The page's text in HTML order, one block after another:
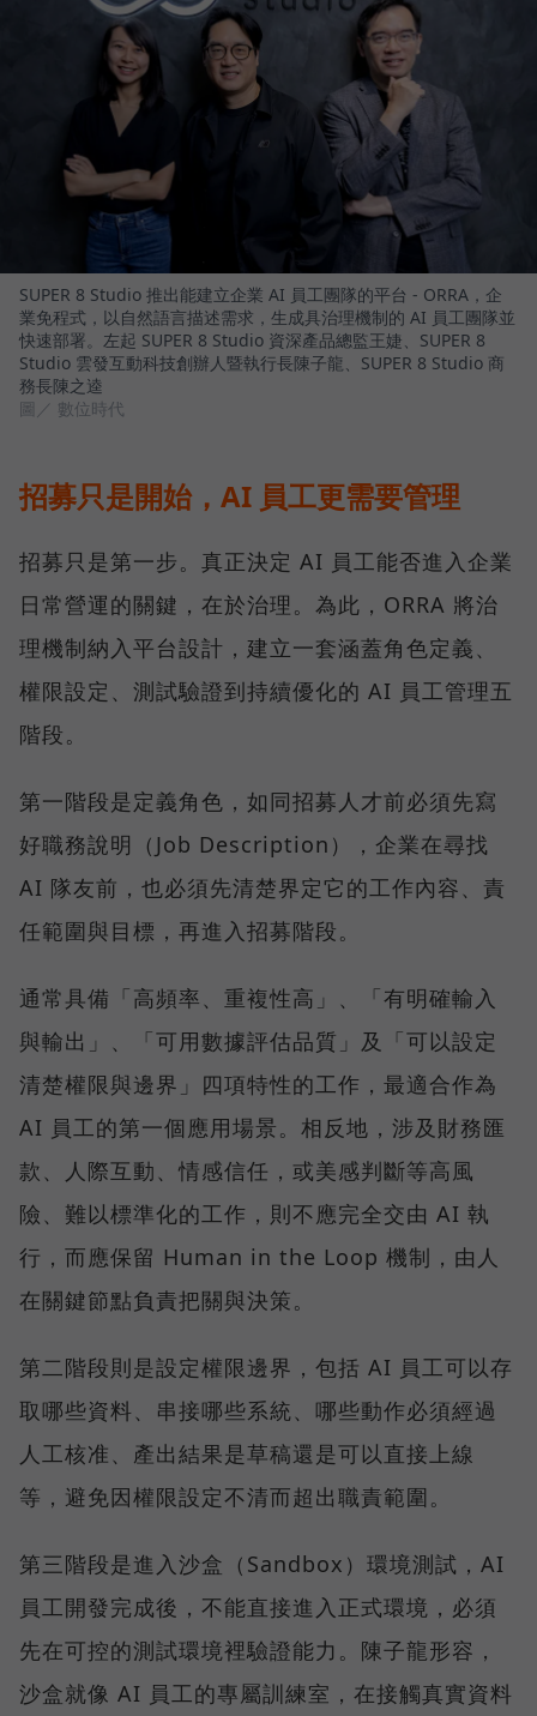
SUPER 8 Studio 推出能建立企業 AI 員工團隊的平台 - ORRA，企
業免程式，以自然語言描述需求，生成具治理機制的 AI 員工團隊並
快速部署。左起 SUPER 8 Studio 資深產品總監王婕、SUPER 8
Studio 雲發互動科技創辦人暨執行長陳子龍、SUPER 8 Studio 商
務長陳之逵
圖／ 數位時代
招募只是開始，AI 員工更需要管理
招募只是第一步。真正決定 AI 員工能否進入企業
日常營運的關鍵，在於治理。為此，ORRA 將治
理機制納入平台設計，建立一套涵蓋角色定義、
權限設定、測試驗證到持續優化的 AI 員工管理五
階段。
第一階段是定義角色，如同招募人才前必須先寫
好職務說明（Job Description），企業在尋找
AI 隊友前，也必須先清楚界定它的工作內容、責
任範圍與目標，再進入招募階段。
通常具備「高頻率、重複性高」、「有明確輸入
與輸出」、「可用數據評估品質」及「可以設定
清楚權限與邊界」四項特性的工作，最適合作為
AI 員工的第一個應用場景。相反地，涉及財務匯
款、人際互動、情感信任，或美感判斷等高風
險、難以標準化的工作，則不應完全交由 AI 執
行，而應保留 Human in the Loop 機制，由人
在關鍵節點負責把關與決策。
第二階段則是設定權限邊界，包括 AI 員工可以存
取哪些資料、串接哪些系統、哪些動作必須經過
人工核准、產出結果是草稿還是可以直接上線
等，避免因權限設定不清而超出職責範圍。
第三階段是進入沙盒（Sandbox）環境測試，AI
員工開發完成後，不能直接進入正式環境，必須
先在可控的測試環境裡驗證能力。陳子龍形容，
沙盒就像 AI 員工的專屬訓練室，在接觸真實資料